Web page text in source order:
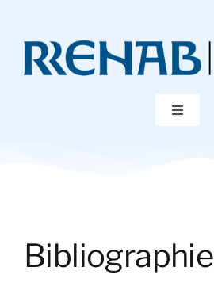
contenu
Toggle
Publications
Bibliographie